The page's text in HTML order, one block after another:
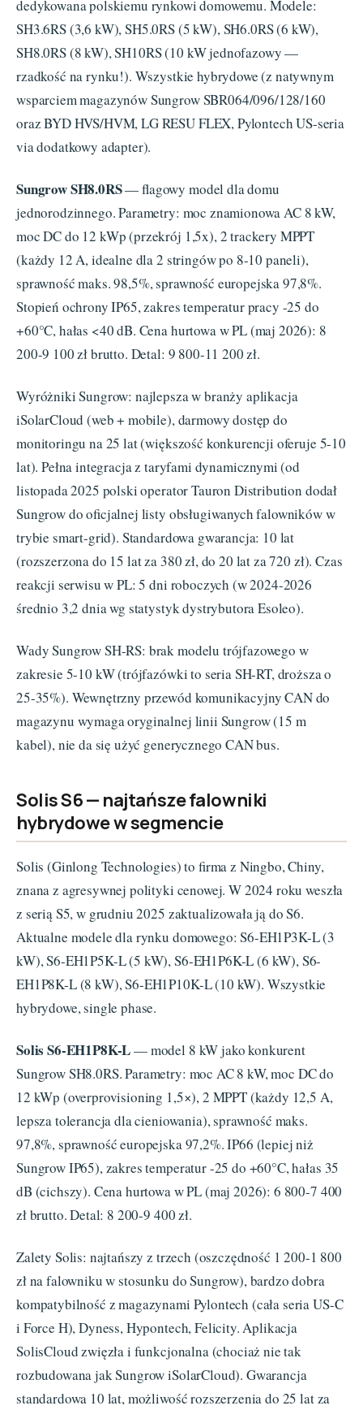
dedykowana polskiemu rynkowi domowemu. Modele:
SH3.6RS (3,6 kW), SH5.0RS (5 kW), SH6.0RS (6 kW),
SH8.0RS (8 kW), SH10RS (10 kW jednofazowy —
rzadkość na rynku!). Wszystkie hybrydowe (z natywnym
wsparciem magazynów Sungrow SBR064/096/128/160
oraz BYD HVS/HVM, LG RESU FLEX, Pylontech US-seria
via dodatkowy adapter).
Sungrow SH8.0RS— flagowy model dla domu
jednorodzinnego. Parametry: moc znamionowa AC 8 kW,
moc DC do 12 kWp (przekrój 1,5x), 2 trackery MPPT
(każdy 12 A, idealne dla 2 stringów po 8-10 paneli),
sprawność maks. 98,5%, sprawność europejska 97,8%.
Stopień ochrony IP65, zakres temperatur pracy -25 do
+60°C, hałas <40 dB. Cena hurtowa w PL (maj 2026): 8
200-9 100 zł brutto. Detal: 9 800-11 200 zł.
Wyróżniki Sungrow: najlepsza w branży aplikacja
iSolarCloud (web + mobile), darmowy dostęp do
monitoringu na 25 lat (większość konkurencji oferuje 5-10
lat). Pełna integracja z taryfami dynamicznymi (od
listopada 2025 polski operator Tauron Distribution dodał
Sungrow do oficjalnej listy obsługiwanych falowników w
trybie smart-grid). Standardowa gwarancja: 10 lat
(rozszerzona do 15 lat za 380 zł, do 20 lat za 720 zł). Czas
reakcji serwisu w PL: 5 dni roboczych (w 2024-2026
średnio 3,2 dnia wg statystyk dystrybutora Esoleo).
Wady Sungrow SH-RS: brak modelu trójfazowego w
zakresie 5-10 kW (trójfazówki to seria SH-RT, droższa o
25-35%). Wewnętrzny przewód komunikacyjny CAN do
magazynu wymaga oryginalnej linii Sungrow (15 m
kabel), nie da się użyć generycznego CAN bus.
Solis S6 — najtańsze falowniki
hybrydowe w segmencie
Solis (Ginlong Technologies) to firma z Ningbo, Chiny,
znana z agresywnej polityki cenowej. W 2024 roku weszła
z serią S5, w grudniu 2025 zaktualizowała ją do S6.
Aktualne modele dla rynku domowego: S6-EH1P3K-L (3
kW), S6-EH1P5K-L (5 kW), S6-EH1P6K-L (6 kW), S6-
EH1P8K-L (8 kW), S6-EH1P10K-L (10 kW). Wszystkie
hybrydowe, single phase.
Solis S6-EH1P8K-L— model 8 kW jako konkurent
Sungrow SH8.0RS. Parametry: moc AC 8 kW, moc DC do
12 kWp (overprovisioning 1,5×), 2 MPPT (każdy 12,5 A,
lepsza tolerancja dla cieniowania), sprawność maks.
97,8%, sprawność europejska 97,2%. IP66 (lepiej niż
Sungrow IP65), zakres temperatur -25 do +60°C, hałas 35
dB (cichszy). Cena hurtowa w PL (maj 2026): 6 800-7 400
zł brutto. Detal: 8 200-9 400 zł.
Zalety Solis: najtańszy z trzech (oszczędność 1 200-1 800
zł na falowniku w stosunku do Sungrow), bardzo dobra
kompatybilność z magazynami Pylontech (cała seria US-C
i Force H), Dyness, Hypontech, Felicity. Aplikacja
SolisCloud zwięzła i funkcjonalna (chociaż nie tak
rozbudowana jak Sungrow iSolarCloud). Gwarancja
standardowa 10 lat, możliwość rozszerzenia do 25 lat za